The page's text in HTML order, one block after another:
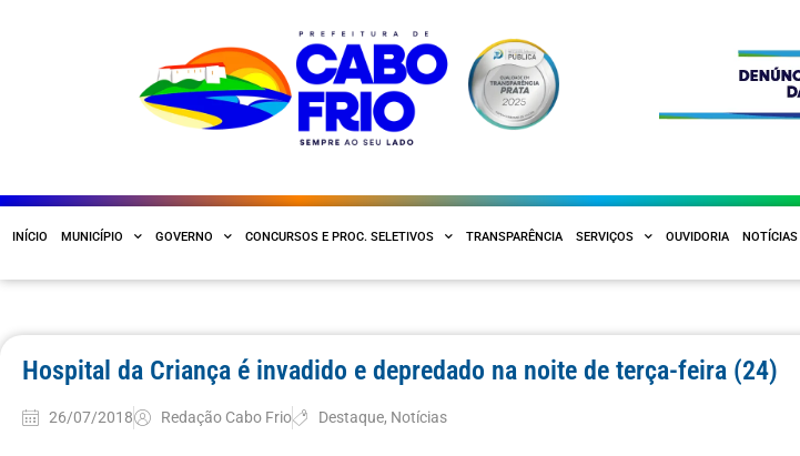
INÍCIO MUNICÍPIO GOVERNO CONCURSOS E PROC. SELETIVOS TRANSPARÊNCIA SERVIÇOS OUVIDORIA NOTÍCIAS
Hospital da Criança é invadido e depredado na noite de terça-feira (24)
26/07/2018 Redação Cabo Frio Destaque, Notícias